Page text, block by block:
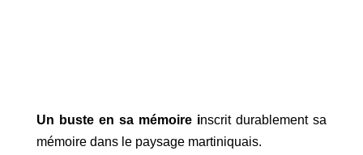
Un buste en sa mémoire inscrit durablement sa
mémoire dans le paysage martiniquais.